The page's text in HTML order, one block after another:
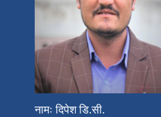
नामः दिपेश डि.सी.